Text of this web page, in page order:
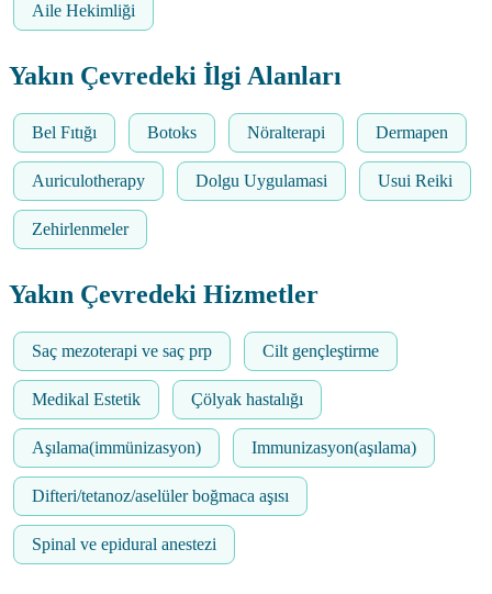
Aile Hekimliği
Yakın Çevredeki İlgi Alanları
Bel Fıtığı Botoks Nöralterapi Dermapen
Auriculotherapy Dolgu Uygulamasi Usui Reiki
Zehirlenmeler
Yakın Çevredeki Hizmetler
Saç mezoterapi ve saç prp Cilt gençleştirme
Medikal Estetik Çölyak hastalığı
Aşılama(immünizasyon) Immunizasyon(aşılama)
Difteri/tetanoz/aselüler boğmaca aşısı
Spinal ve epidural anestezi